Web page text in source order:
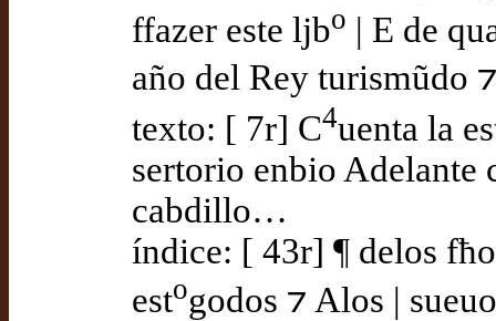
ffazer este ljbo | E de
año del Rey turismũdo
texto: [ 7r] C4uenta la
sertorio enbio Adelante
cabdillo…
índice: [ 43r] ¶ delos
estogodos ⁊ Alos |